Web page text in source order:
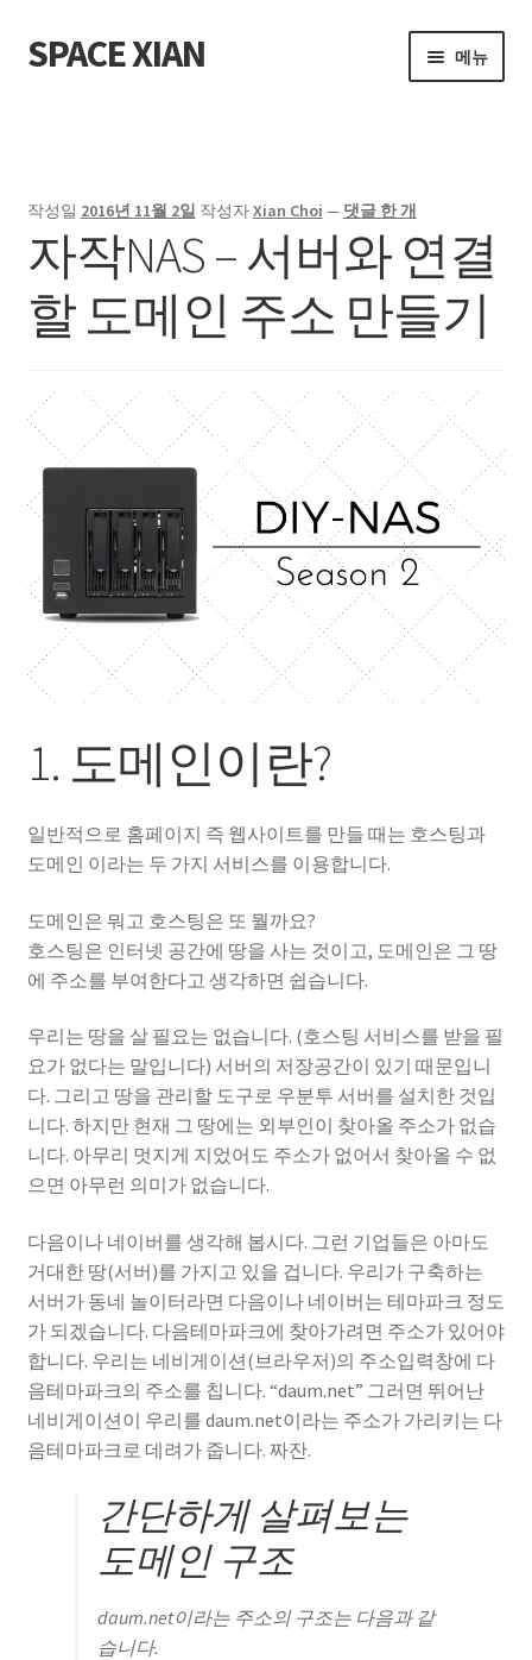
탐
색
뛰
기
컨
텐
뛰
기
SPACE XIAN 메뉴
Bible Reading Schedule
Bible Reading Schedule (McCheyne)
Post
개인출판사
성경 연구를 위한 Xiphos
자작 NAS
자작 NAS II
작성일 2016년 11월 2일 작성자Xian Choi — 댓글 한 개
자작NAS – 서버와 연결
할 도메인 주소 만들기
1. 도메인이란?
일반적으로 홈페이지 즉 웹사이트를 만들 때는 호스팅과
도메인 이라는 두 가지 서비스를 이용합니다.
도메인은 뭐고 호스팅은 또 뭘까요?
호스팅은 인터넷 공간에 땅을 사는 것이고, 도메인은 그 땅
에 주소를 부여한다고 생각하면 쉽습니다.
우리는 땅을 살 필요는 없습니다. (호스팅 서비스를 받을 필
요가 없다는 말입니다) 서버의 저장공간이 있기 때문입니
다. 그리고 땅을 관리할 도구로 우분투 서버를 설치한 것입
니다. 하지만 현재 그 땅에는 외부인이 찾아올 주소가 없습
니다. 아무리 멋지게 지었어도 주소가 없어서 찾아올 수 없
으면 아무런 의미가 없습니다.
다음이나 네이버를 생각해 봅시다. 그런 기업들은 아마도
거대한 땅(서버)를 가지고 있을 겁니다. 우리가 구축하는
서버가 동네 놀이터라면 다음이나 네이버는 테마파크 정도
가 되겠습니다. 다음테마파크에 찾아가려면 주소가 있어야
합니다. 우리는 네비게이션(브라우저)의 주소입력창에 다
음테마파크의 주소를 칩니다. “daum.net” 그러면 뛰어난
네비게이션이 우리를 daum.net이라는 주소가 가리키는 다
음테마파크로 데려가 줍니다. 짜잔.
간단하게 살펴보는
도메인 구조
daum.net이라는 주소의 구조는 다음과 같
습니다.